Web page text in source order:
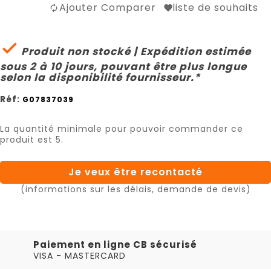
Ajouter Comparer liste de souhaits
 Produit non stocké | Expédition estimée
sous 2 à 10 jours, pouvant être plus longue
selon la disponibilité fournisseur.*
Réf: G07837039
La quantité minimale pour pouvoir commander ce
produit est 5.
Je veux être recontacté
(informations sur les délais, demande de devis)
Paiement en ligne CB sécurisé
VISA - MASTERCARD